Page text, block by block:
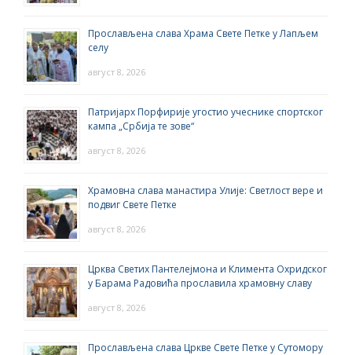
Прослављена слава Храма Свете Петке у Лапљем
селу
август 8, 2026
Патријарх Порфирије угостио учеснике спортског
кампа „Србија те зове“
август 8, 2026
Храмовна слава манастира Улије: Светлост вере и
подвиг Свете Петке
август 8, 2026
Црква Светих Пантелејмона и Климента Охридског
у Барама Радовића прославила храмовну славу
август 8, 2026
Прослављена слава Цркве Свете Петке у Сутомору